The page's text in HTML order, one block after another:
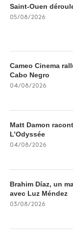
Saint-Ouen
05/08/2026
Cameo Cinema
Cabo Negro
04/08/2026
Matt Damon
L’Odyssée
04/08/2026
Brahim Díaz, un
avec Luz Méndez
03/08/2026